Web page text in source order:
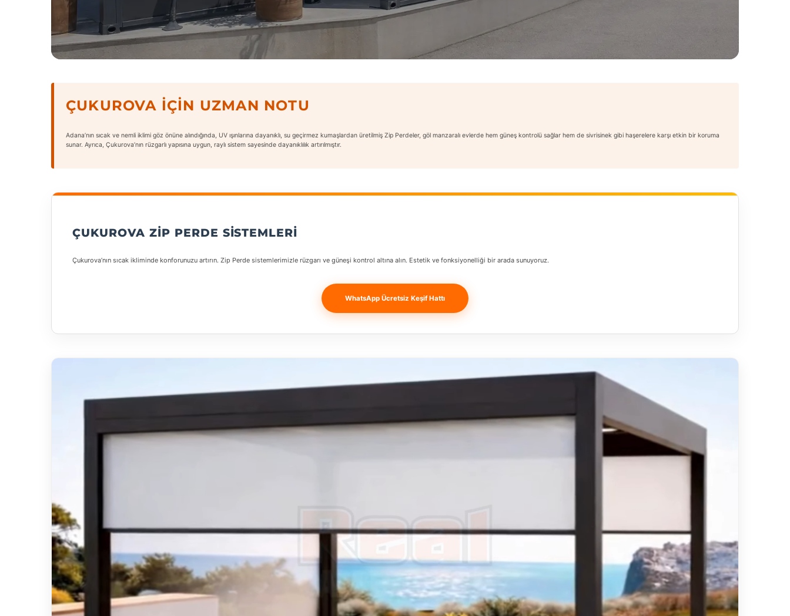
ÇUKUROVA İÇIN UZMAN NOTU
Adana’nın sıcak ve nemli iklimi göz önüne alındığında, UV ışınlarına dayanıklı, su geçirmez kumaşlardan üretilmiş Zip Perdeler, göl manzaralı evlerde hem güneş kontrolü sağlar hem de sivrisinek gibi haşerelere karşı etkin bir koruma
sunar. Ayrıca, Çukurova’nın rüzgarlı yapısına uygun, raylı sistem sayesinde dayanıklılık artırılmıştır.
ÇUKUROVA ZIP PERDE SISTEMLERI
Çukurova’nın sıcak ikliminde konforunuzu artırın. Zip Perde sistemlerimizle rüzgarı ve güneşi kontrol altına alın. Estetik ve fonksiyonelliği bir arada sunuyoruz.
WhatsApp Ücretsiz Keşif Hattı